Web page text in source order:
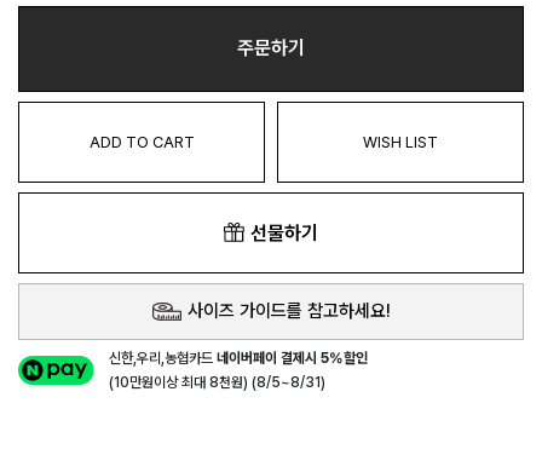
주문하기
ADD TO CART WISH LIST
선물하기
사이즈 가이드를 참고하세요!
신한,우리,농협카드네이버페이 결제시 5%할인
(10만원이상 최대 8천원) (8/5~8/31)